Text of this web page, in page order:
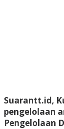
Suarantt.id,
pengelolaan
Pengelolaan